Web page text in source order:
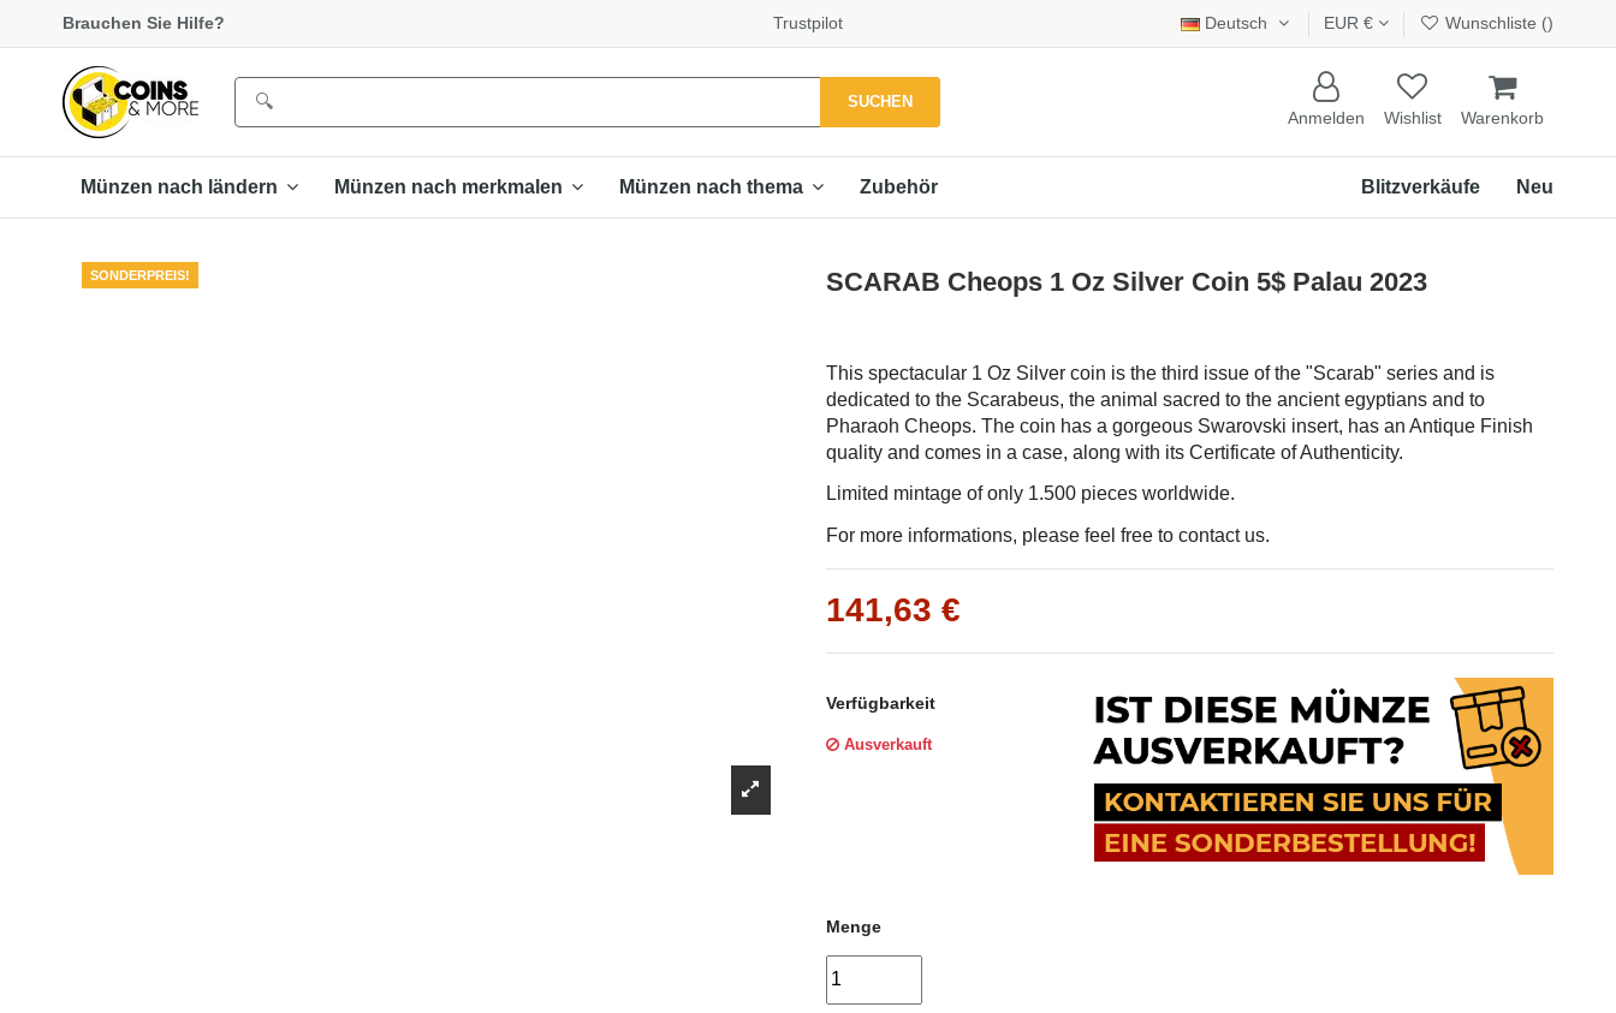
Brauchen Sie Hilfe? Trustpilot Deutsch EUR € Wunschliste ()
SUCHEN
Anmelden Wishlist Warenkorb
Münzen nach ländern Münzen nach merkmalen Münzen nach thema Zubehör Neu
Blitzverkäufe
SONDERPREIS! SCARAB Cheops 1 Oz Silver Coin 5$ Palau 2023
This spectacular 1 Oz Silver coin is the third issue of the "Scarab" series and is
dedicated to the Scarabeus, the animal sacred to the ancient egyptians and to
Pharaoh Cheops. The coin has a gorgeous Swarovski insert, has an Antique Finish
quality and comes in a case, along with its Certificate of Authenticity.
Limited mintage of only 1.500 pieces worldwide.
For more informations, please feel free to contact us.
141,63 €
Verfügbarkeit
Ausverkauft
Menge